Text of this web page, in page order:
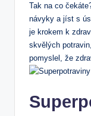
Tak​ na co
návyky a⁣ jíst ‌s
je krokem k
skvělých
⁤pomyslel, že